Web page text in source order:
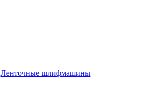
Ленточные шлифмашины